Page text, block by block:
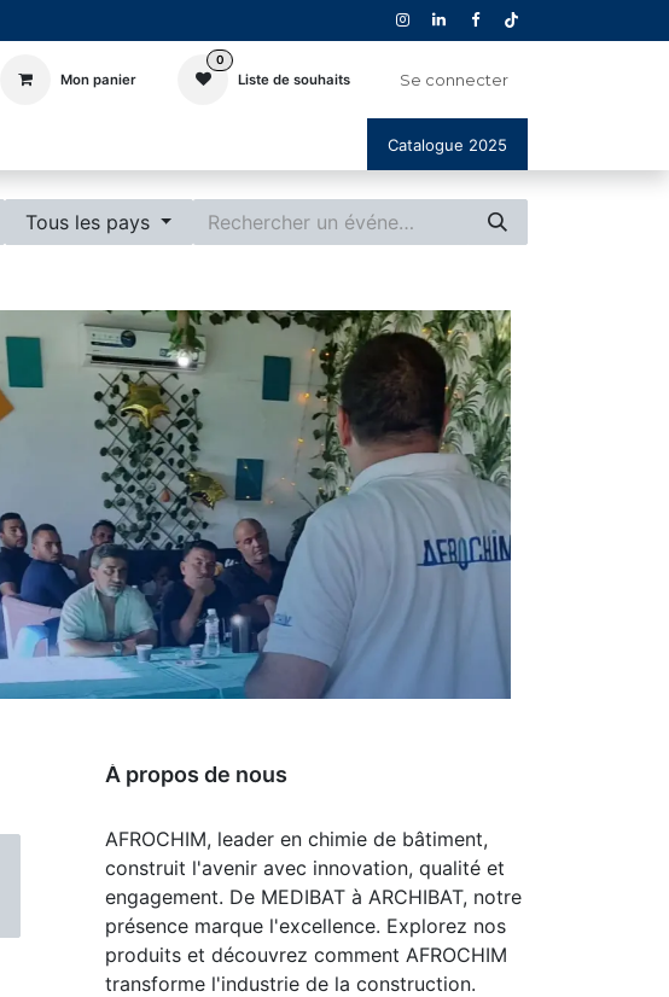
Mon panier
0
Liste de souhaits Se connecter
Catalogue 2025
Tous les pays
À propos de nous
AFROCHIM, leader en chimie de bâtiment,
construit l'avenir avec innovation, qualité et
engagement. De MEDIBAT à ARCHIBAT, notre
présence marque l'excellence. Explorez nos
produits et découvrez comment AFROCHIM
transforme l'industrie de la construction.